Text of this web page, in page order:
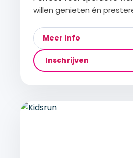
willen genieten én
Meer info
Inschrijven